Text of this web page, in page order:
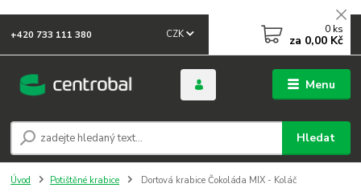
Menu
CZK
Hledat
+420 733 111 380 0 ks
za 0,00 Kč
Úvod Potištěné krabice Dortová krabice Čokoláda MIX - Koláč